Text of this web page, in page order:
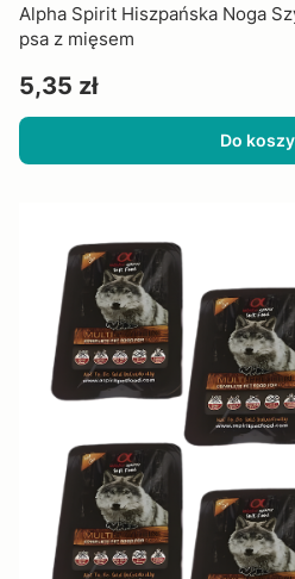
Alpha Spirit Hiszpańska Noga
psa z mięsem
Cena
5,35 zł
Do